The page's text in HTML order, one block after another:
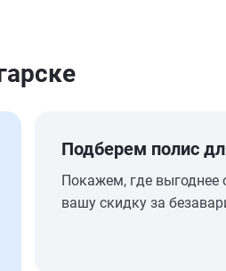
Подберем полис
Покажем, где выгоднее
вашу скидку за